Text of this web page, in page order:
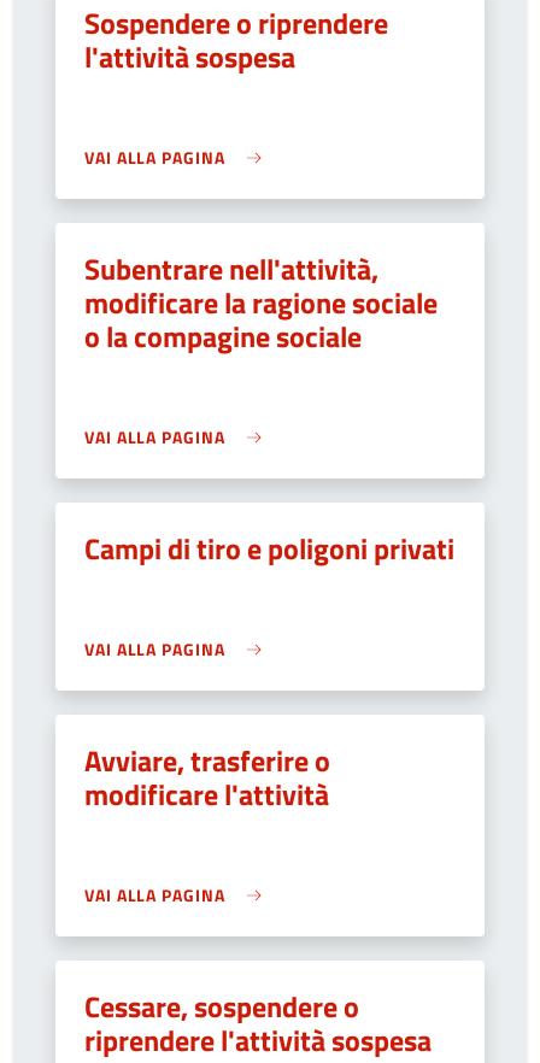
Sospendere o riprendere
l'attività sospesa
VAI ALLA PAGINA
Subentrare nell'attività,
modificare la ragione sociale
o la compagine sociale
VAI ALLA PAGINA
Campi di tiro e poligoni privati
VAI ALLA PAGINA
Avviare, trasferire o
modificare l'attività
VAI ALLA PAGINA
Cessare, sospendere o
riprendere l'attività sospesa